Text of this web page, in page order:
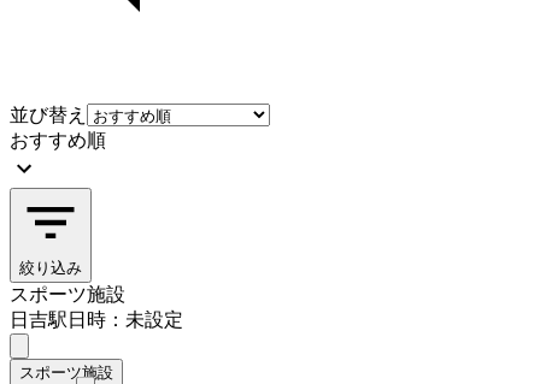
並び替え
おすすめ順
絞り込み
スポーツ施設
日吉駅日時：未設定
スポーツ施設